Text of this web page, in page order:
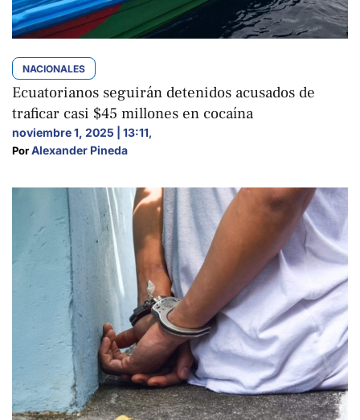
NACIONALES
Ecuatorianos seguirán detenidos acusados de
traficar casi $45 millones en cocaína
noviembre 1, 2025 | 13:11,
Por Alexander Pineda